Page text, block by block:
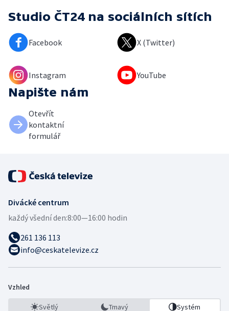
Studio ČT24 na sociálních sítích
Facebook X (Twitter)
Instagram YouTube
Napište nám
Otevřít
kontaktní
formulář
Divácké centrum
každý všední den:8:00—16:00 hodin
261 136 113
info@ceskatelevize.cz
Vzhled
Světlý Tmavý Systém